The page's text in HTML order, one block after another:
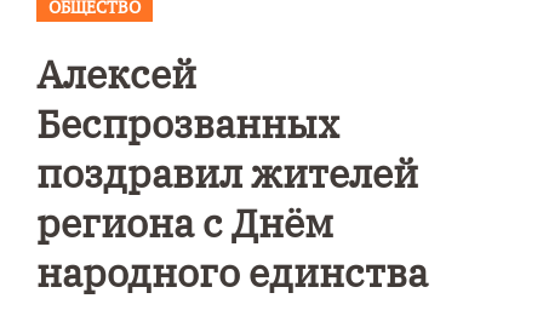
ОБЩЕСТВО
Алексей
Беспрозванных
поздравил жителей
региона с Днём
народного единства